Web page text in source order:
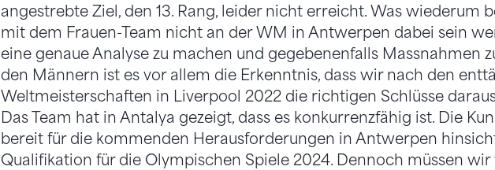
angestrebte Ziel, den 13. Rang, leider nicht erreicht. Was wiederum
mit dem Frauen-Team nicht an der WM in Antwerpen dabei sein
eine genaue Analyse zu machen und gegebenenfalls Massnahmen
den Männern ist es vor allem die Erkenntnis, dass wir nach den
Weltmeisterschaften in Liverpool 2022 die richtigen Schlüsse
Das Team hat in Antalya gezeigt, dass es konkurrenzfähig ist. Die
bereit für die kommenden Herausforderungen in Antwerpen
Qualifikation für die Olympischen Spiele 2024. Dennoch müssen